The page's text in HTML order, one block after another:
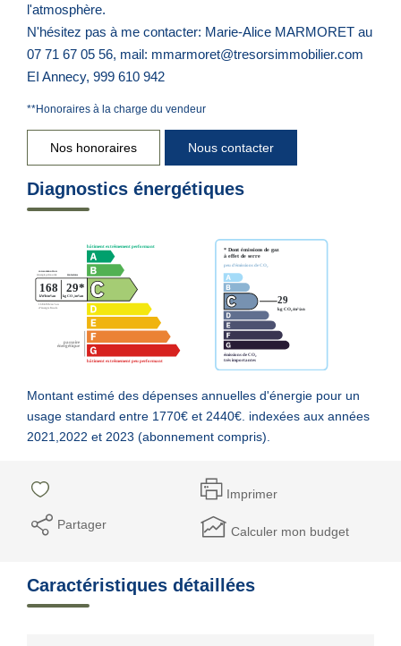
l'atmosphère.
N'hésitez pas à me contacter: Marie-Alice MARMORET au
07 71 67 05 56, mail: mmarmoret@tresorsimmobilier.com
EI Annecy, 999 610 942
**Honoraires à la charge du vendeur
Nos honoraires Nous contacter
Diagnostics énergétiques
Montant estimé des dépenses annuelles d'énergie pour un
usage standard entre 1770€ et 2440€. indexées aux années
2021,2022 et 2023 (abonnement compris).
Imprimer
Partager Calculer mon budget
Caractéristiques détaillées